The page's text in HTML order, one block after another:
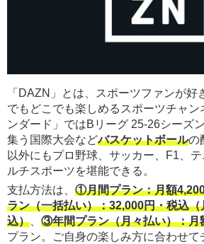
「DAZN」とは、スポーツファンが好
でもどこでも楽しめるスポーツチャン
ンダード」ではBリーグ 25-26シーズ
集う国際大会などバスケットボールの
以外にもプロ野球、サッカー、F1、
ルチスポーツを堪能できる。
支払方法は、 ①月間プラン：月額
ラン（一括払い）：32,000円・税込
込）、 ③年間プラン（月々払い）：月
プラン。ご自身の楽しみ方に合わせて